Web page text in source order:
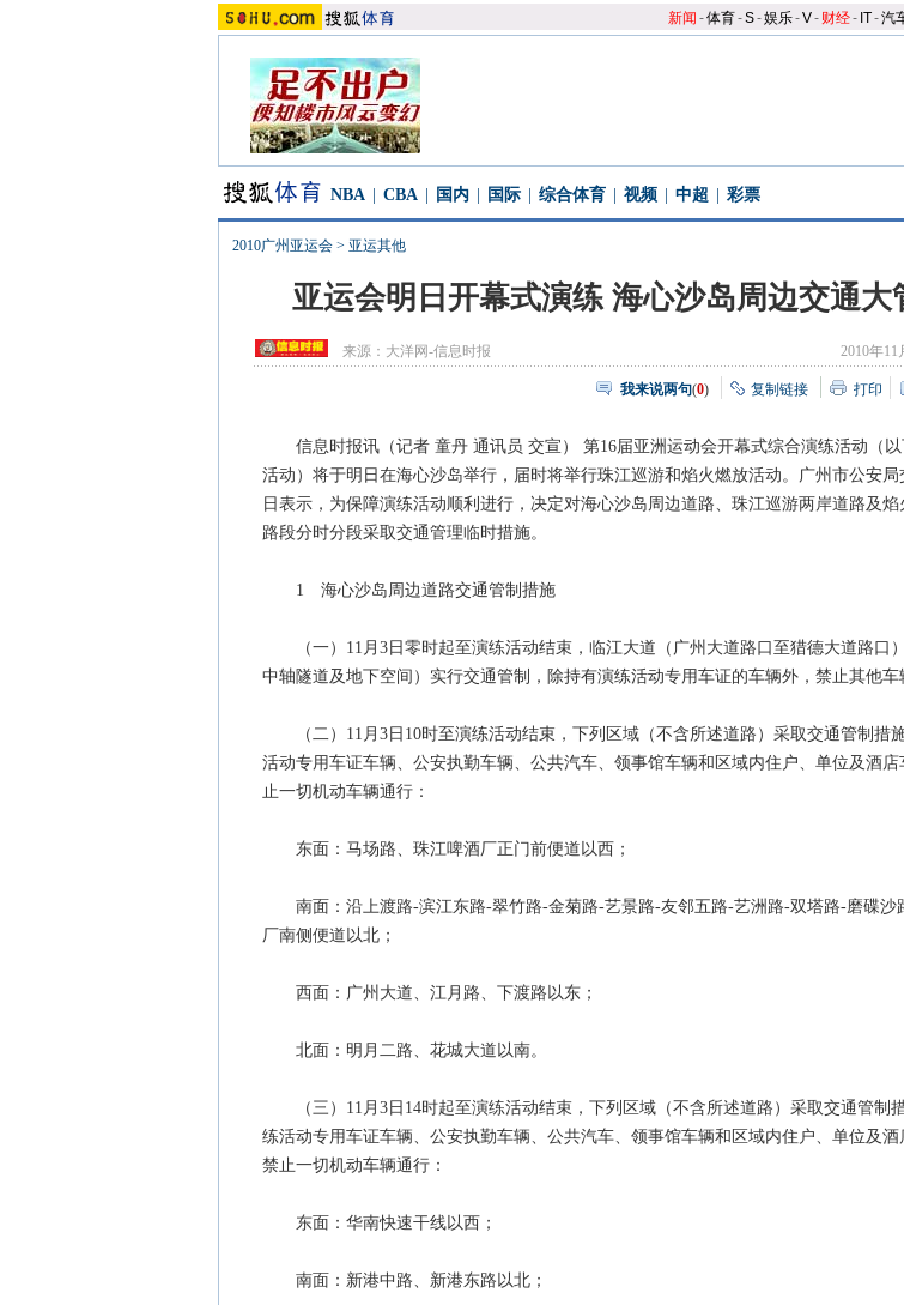
新闻 -体育-S-娱乐-V- 财经- IT-汽
NBA CBA 国内 国际 综合体育 视频 中超 彩票
2010广州亚运会 > 亚运其他
亚运会明日开幕式演练 海心沙岛周边交通大
来源： 大洋网-信息时报 2010年11
我来说两句(0) 复制链接 打印
信息时报讯（记者 童丹 通讯员 交宣） 第16届亚洲运动会开幕式综合演练活动（以
活动）将于明日在海心沙岛举行，届时将举行珠江巡游和焰火燃放活动。广州市公安局
日表示，为保障演练活动顺利进行，决定对海心沙岛周边道路、珠江巡游两岸道路及焰
路段分时分段采取交通管理临时措施。
1 海心沙岛周边道路交通管制措施
（一）11月3日零时起至演练活动结束，临江大道（广州大道路口至猎德大道路口
中轴隧道及地下空间）实行交通管制，除持有演练活动专用车证的车辆外，禁止其他车
（二）11月3日10时至演练活动结束，下列区域（不含所述道路）采取交通管制措
活动专用车证车辆、公安执勤车辆、公共汽车、领事馆车辆和区域内住户、单位及酒店
止一切机动车辆通行：
东面：马场路、珠江啤酒厂正门前便道以西；
南面：沿上渡路-滨江东路-翠竹路-金菊路-艺景路-友邻五路-艺洲路-双塔路-磨碟沙
厂南侧便道以北；
西面：广州大道、江月路、下渡路以东；
北面：明月二路、花城大道以南。
（三）11月3日14时起至演练活动结束，下列区域（不含所述道路）采取交通管制
练活动专用车证车辆、公安执勤车辆、公共汽车、领事馆车辆和区域内住户、单位及酒
禁止一切机动车辆通行：
东面：华南快速干线以西；
南面：新港中路、新港东路以北；